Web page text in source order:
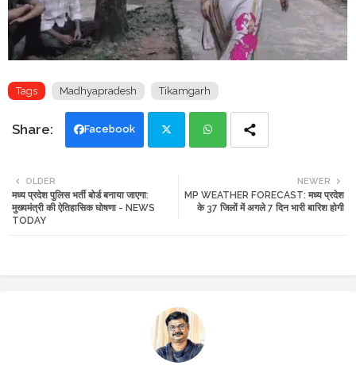
Tags Madhyapradesh Tikamgarh
Facebook
ats
NEWER
MP WEATHER FORECAST: मध्य प्रदेश
के 37 जिलों में अगले 7 दिन भारी बारिश होगी
OLDER
मध्य प्रदेश पुलिस भर्ती बोर्ड बनाया जाएगा:
मुख्यमंत्री की ऐतिहासिक घोषणा - NEWS
TODAY